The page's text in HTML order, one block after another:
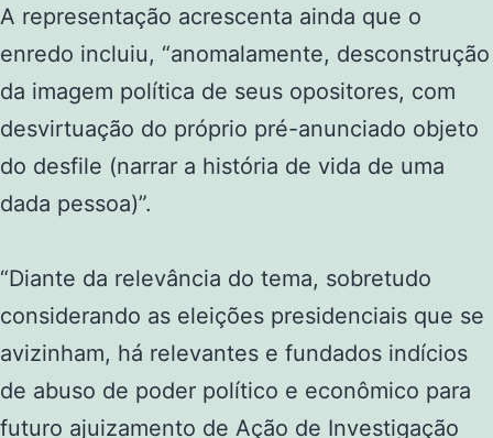
A representação acrescenta ainda que o
enredo incluiu, “anomalamente, desconstrução
da imagem política de seus opositores, com
desvirtuação do próprio pré-anunciado objeto
do desfile (narrar a história de vida de uma
dada pessoa)”.
“Diante da relevância do tema, sobretudo
considerando as eleições presidenciais que se
avizinham, há relevantes e fundados indícios
de abuso de poder político e econômico para
futuro ajuizamento de Ação de Investigação